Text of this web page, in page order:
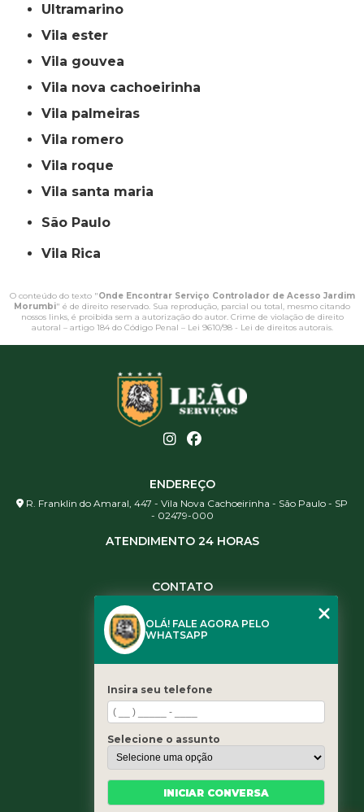
ultramarino
vila ester
vila gouvea
vila nova cachoeirinha
vila palmeiras
vila romero
vila roque
vila santa maria
São Paulo
Vila Rica
O conteúdo do texto "Onde Encontrar Serviço Controlador de Acesso Jardim
Morumbi" é de direito reservado. Sua reprodução, parcial ou total, mesmo citando
nossos links, é proibida sem a autorização do autor. Crime de violação de direito
autoral – artigo 184 do Código Penal – Lei 9610/98 - Lei de direitos autorais.
ENDEREÇO
R. Franklin do Amaral, 447 - Vila Nova Cachoeirinha - São Paulo - SP
- 02479-000
ATENDIMENTO 24 HORAS
CONTATO
(11) 3461-5871
contato@leaoservicos.com.br
Home
Quem somos
Serviços
Blog
OLÁ! FALE AGORA PELO
WHATSAPP
Insira seu telefone
Selecione o assunto
INICIAR CONVERSA